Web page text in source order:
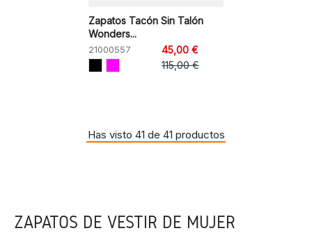
Zapatos Tacón Sin Talón
Wonders...
21000557
45,00 €
115,00 €
Has visto 41 de 41 productos
ZAPATOS DE VESTIR DE MUJER